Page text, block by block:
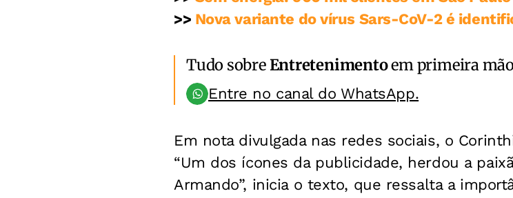
>> Nova variante do vírus Sars-CoV-2 é
Tudo sobreEntretenimentoem primeira
Entre no canal do WhatsApp.
Em nota divulgada nas redes sociais, o
“Um dos ícones da publicidade, herdou a
Armando”, inicia o texto, que ressalta a